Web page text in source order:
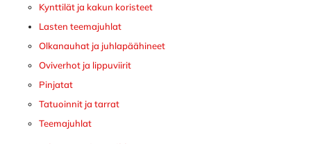
Kynttilät ja kakun koristeet
Lasten teemajuhlat
Olkanauhat ja juhlapäähineet
Oviverhot ja lippuviirit
Pinjatat
Tatuoinnit ja tarrat
Teemajuhlat